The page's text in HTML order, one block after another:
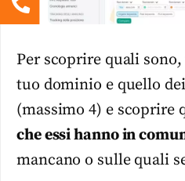
Per scoprire quali
tuo dominio e quello
(massimo 4) e scoprire
che essi hanno in
mancano o sulle quali